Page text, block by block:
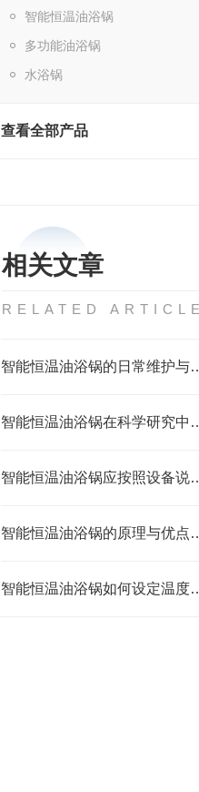
智能恒温油浴锅
多功能油浴锅
水浴锅
查看全部产品
相关文章
RELATED
智能恒温油浴锅
智能恒温油浴锅
智能恒温油浴锅
智能恒温油浴锅
智能恒温油浴锅